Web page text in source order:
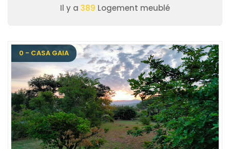
Il y a 389 Logement meublé
0 - CASA GAIA